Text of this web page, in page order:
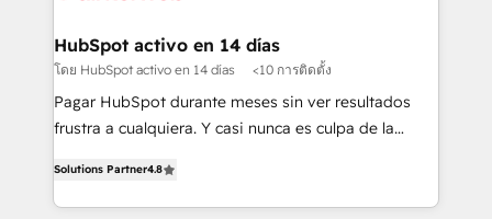
Transformation / Web Development • RevOps &
Sales Consulting • Marketing Automation What
makes us different? 🚀 Top 0.5% of global HubSpot
agencies ⚙️ The strongest technical ability and
partners who will embed ourselves into your
business, processes and systems 🏢 We specialise in
HubSpot activo en 14 días
โดย HubSpot activo en 14 días <10 การติดตั้ง
Pagar HubSpot durante meses sin ver resultados
frustra a cualquiera. Y casi nunca es culpa de la
casos de uso: cada uno resuelve un problema
Solutions Partner4.8